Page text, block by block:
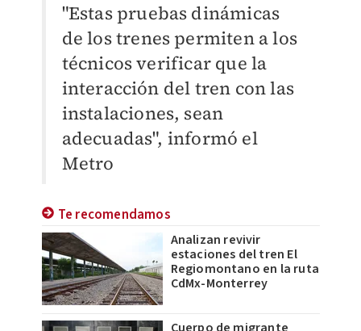
"Estas pruebas dinámicas
de los trenes permiten a los
técnicos verificar que la
interacción del tren con las
instalaciones, sean
adecuadas", informó el
Metro
Te recomendamos
Analizan revivir
estaciones del tren El
Regiomontano en la ruta
CdMx-Monterrey